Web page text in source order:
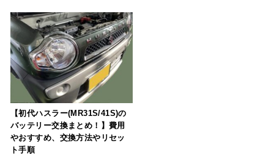
【初代ハスラー(MR31S/41S)の
バッテリー交換まとめ！】費用
やおすすめ、交換方法やリセッ
ト手順